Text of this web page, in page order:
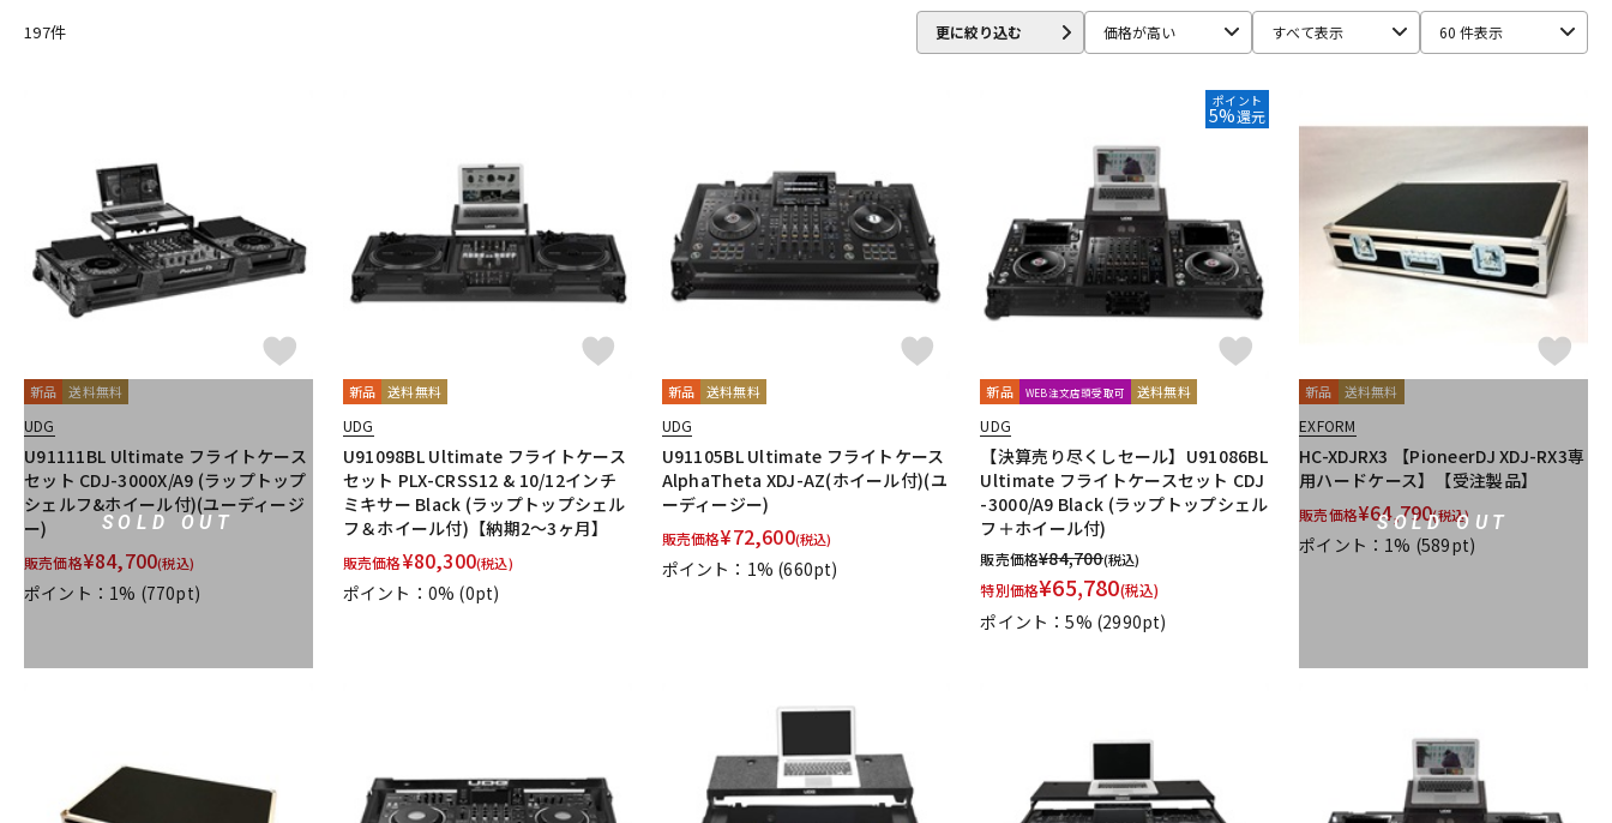
S-Y
197件 更に絞り込む 価格が高い すべて表示 60 件表示
SOLD OUT
新品 送料無料
UDG
U91111BL Ultimate フライトケース
セット CDJ-3000X/A9 (ラップトップ
シェルフ&ホイール付)(ユーディージ
ー)
販売価格¥84,700(税込)
ポイント：1% (770pt)
新品 送料無料
UDG
U91098BL Ultimate フライトケース
セット PLX-CRSS12 & 10/12インチ
ミキサー Black (ラップトップシェル
フ＆ホイール付)【納期2～3ヶ月】
販売価格¥80,300(税込)
ポイント：0% (0pt)
新品 送料無料
UDG
U91105BL Ultimate フライトケース
AlphaTheta XDJ-AZ(ホイール付)(ユ
ーディージー)
販売価格¥72,600(税込)
ポイント：1% (660pt)
ポイント
5%還元
新品 WEB注文店頭受取可 送料無料
UDG
【決算売り尽くしセール】U91086BL
Ultimate フライトケースセット CDJ
-3000/A9 Black (ラップトップシェル
フ＋ホイール付)
販売価格¥84,700(税込)
特別価格¥65,780(税込)
ポイント：5% (2990pt)
SOLD OUT
新品 送料無料
EXFORM
HC-XDJRX3 【PioneerDJ XDJ-RX3専
用ハードケース】【受注製品】
販売価格¥64,790(税込)
ポイント：1% (589pt)